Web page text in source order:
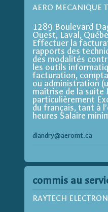
AERO MECANIQUE
1289 Boulevard
Ouest, Laval,
Effectuer la
rapports des
des modalités
les outils
facturation,
ou administration
maîtrise de la
particulièrement
du français, tant à
heures Salaire
dlandry@aeromt.ca
commis au
RAYTECH